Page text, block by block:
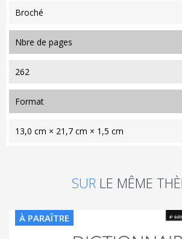
Broché
nbre de pages
262
format
13,0 cm × 21,7 cm × 1,5 cm
SUR LE MÊME
À PARAÎTRE